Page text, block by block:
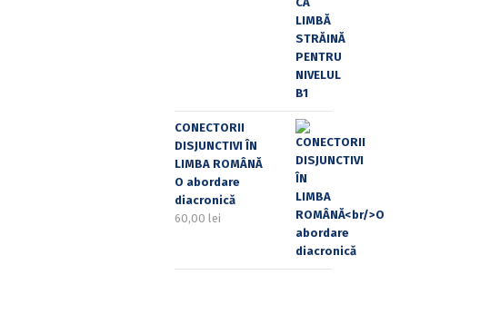
CONECTORII
DISJUNCTIVI ÎN
LIMBA ROMÂNĂ
O abordare
diacronică
60,00 lei